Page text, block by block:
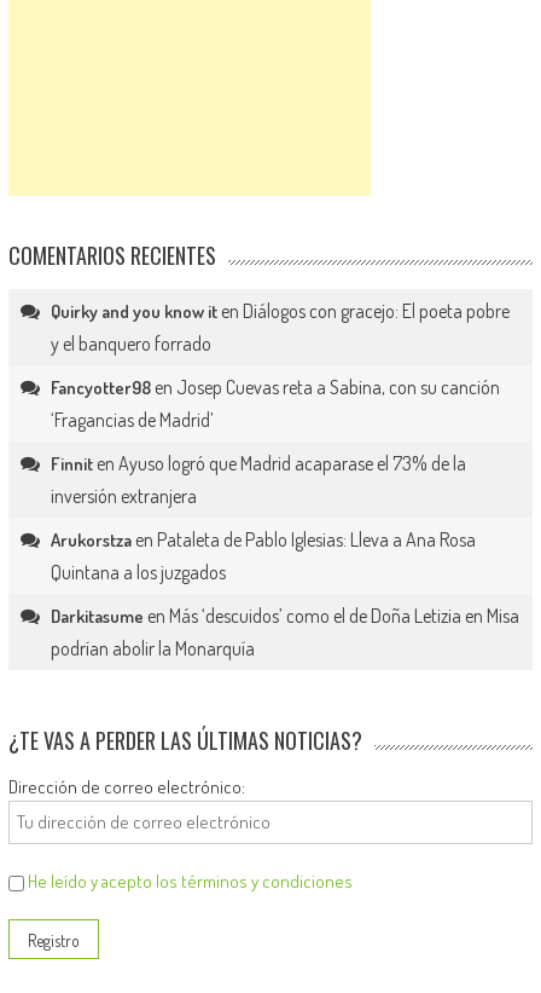
COMENTARIOS RECIENTES
Quirky and you know iten Diálogos con gracejo: El poeta pobre
y el banquero forrado
Fancyotter98en Josep Cuevas reta a Sabina, con su canción
‘Fragancias de Madrid’
Finniten Ayuso logró que Madrid acaparase el 73% de la
inversión extranjera
Arukorstzaen Pataleta de Pablo Iglesias: Lleva a Ana Rosa
Quintana a los juzgados
Darkitasume en Más ‘descuidos’ como el de Doña Letizia en Misa
podrían abolir la Monarquía
¿TE VAS A PERDER LAS ÚLTIMAS NOTICIAS?
Dirección de correo electrónico:
He leído y acepto los términos y condiciones